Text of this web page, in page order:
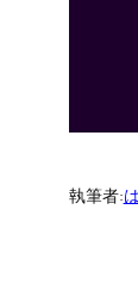
執筆者: